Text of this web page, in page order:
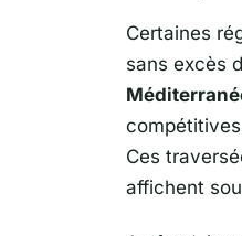
Certaines
sans excès
Ces
affichent